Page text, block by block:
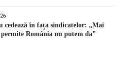
cedează în fața sindicatelor: „Mai
România nu putem da”